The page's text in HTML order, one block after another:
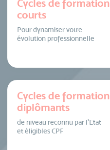
Cycles de formation
courts
Pour dynamiser votre
évolution professionnelle
Cycles de formation
diplômants
de niveau reconnu par l’Etat
et éligibles CPF